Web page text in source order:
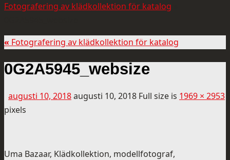
Fotografering av klädkollektion för katalog
« Fotografering av klädkollektion för katalog
0G2A5945_websize
augusti 10, 2018augusti 10, 2018 Full size is 1969 × 2953
pixels
Uma Bazaar, Klädkollektion, modellfotograf,